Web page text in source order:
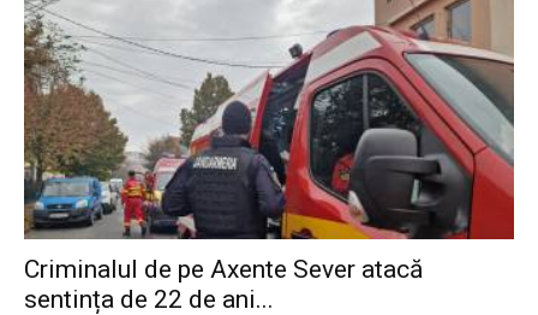
Criminalul de pe Axente Sever atacă
sentința de 22 de ani...